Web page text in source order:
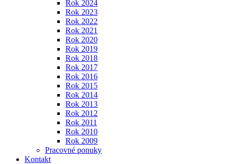
Rok 2024
Rok 2023
Rok 2022
Rok 2021
Rok 2020
Rok 2019
Rok 2018
Rok 2017
Rok 2016
Rok 2015
Rok 2014
Rok 2013
Rok 2012
Rok 2011
Rok 2010
Rok 2009
Pracovné ponuky
Kontakt